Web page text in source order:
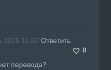
2025 11:52 Ответить
8
перевода?